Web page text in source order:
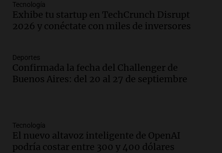
Tecnología
Exhibe tu startup en TechCrunch Disrupt
2026 y conéctate con miles de inversores
Deportes
Confirmada la fecha del Challenger de
Buenos Aires: del 20 al 27 de septiembre
Tecnología
El nuevo altavoz inteligente de OpenAI
podría costar entre 300 y 400 dólares